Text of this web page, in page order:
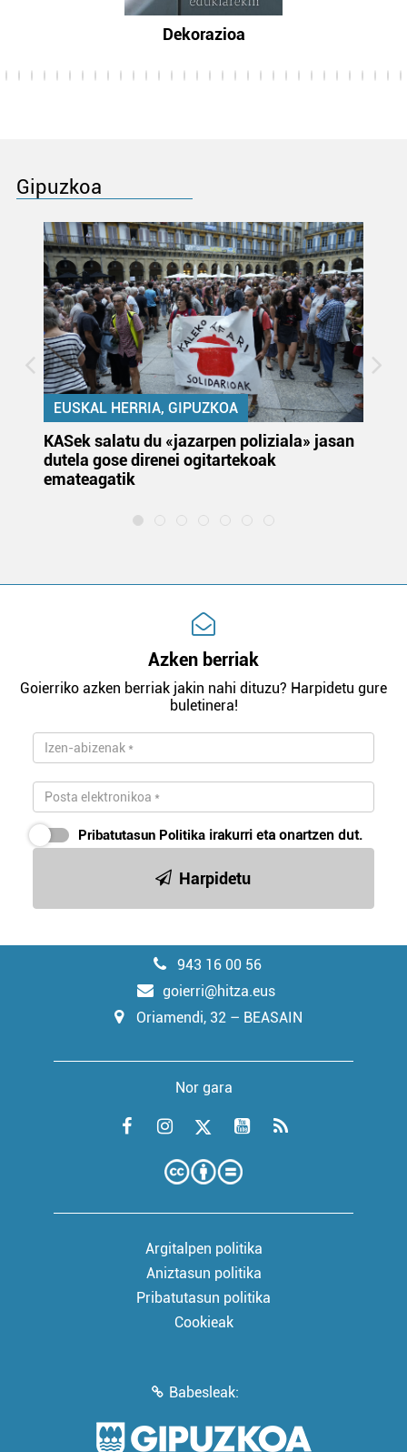
Dekorazioa
Gipuzkoa
EUSKAL HERRIA, GIPUZKOA
KASek salatu du «jazarpen poliziala» jasan
dutela gose direnei ogitartekoak
emateagatik
Azken berriak
Goierriko azken berriak jakin nahi dituzu? Harpidetu gure
buletinera!
Pribatutasun Politika irakurri eta onartzen dut.
Harpidetu
943 16 00 56
goierri@hitza.eus
Oriamendi, 32 – BEASAIN
Nor gara
Argitalpen politika
Aniztasun politika
Pribatutasun politika
Cookieak
Babesleak: